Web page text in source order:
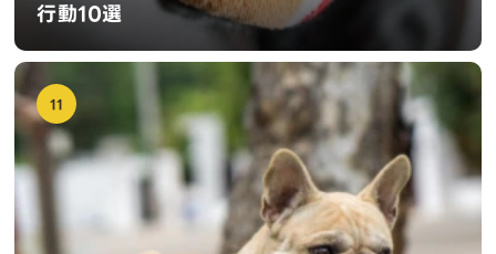
行動10選
11